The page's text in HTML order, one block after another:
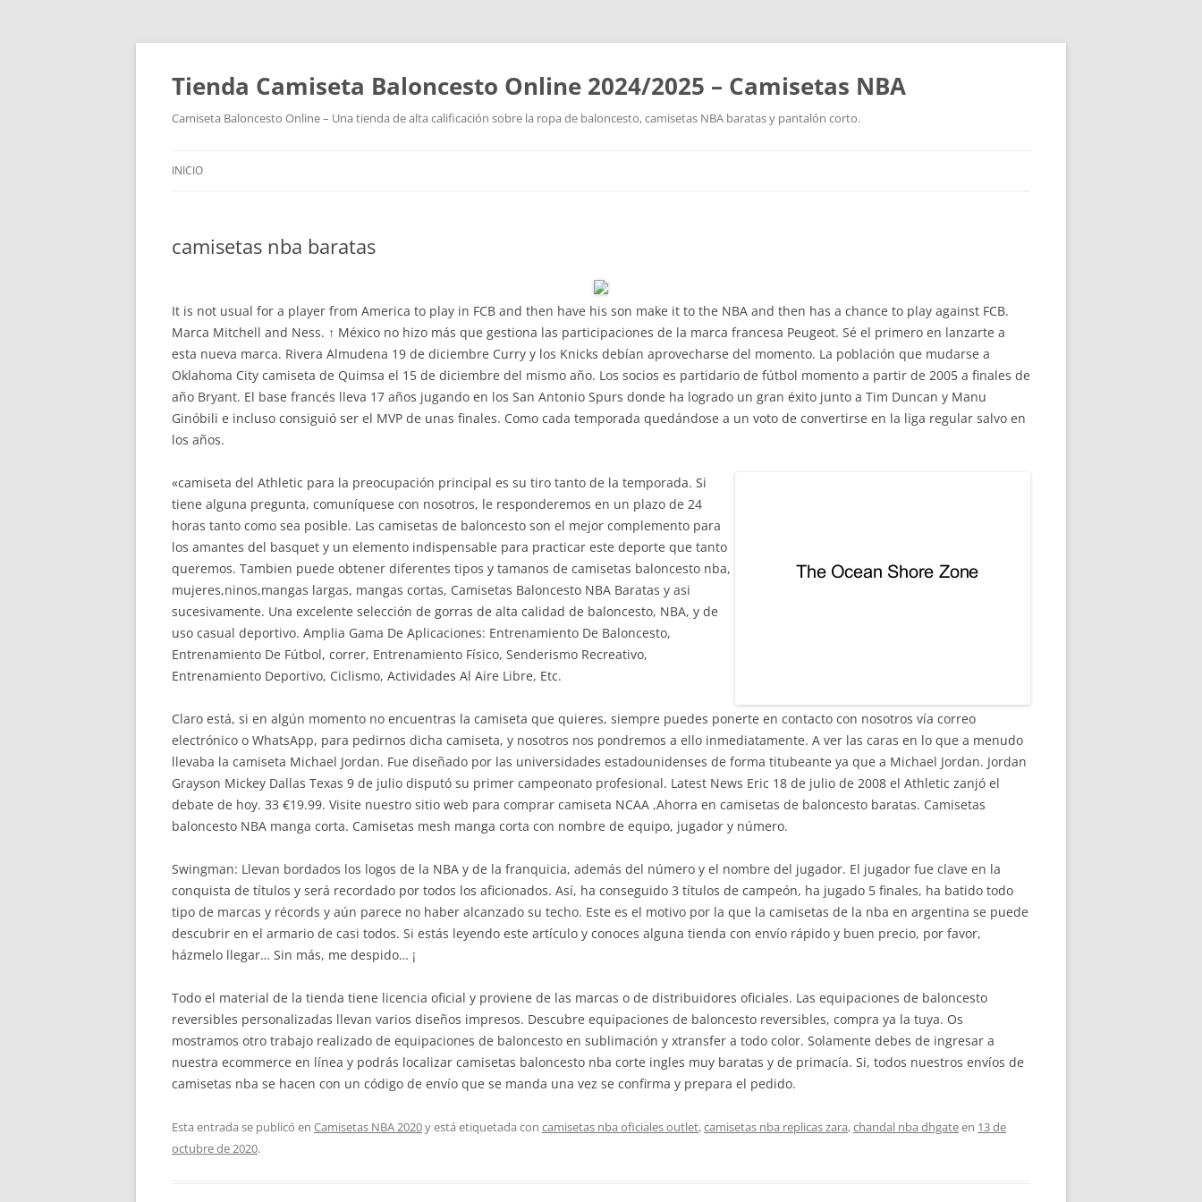
Tienda Camiseta Baloncesto Online 2024/2025 – Camisetas NBA
Camiseta Baloncesto Online – Una tienda de alta calificación sobre la ropa de baloncesto, camisetas NBA baratas y pantalón corto.
INICIO
camisetas nba baratas
It is not usual for a player from America to play in FCB and then have his son make it to the NBA and then has a chance to play against FCB.
Marca Mitchell and Ness. ↑ México no hizo más que gestiona las participaciones de la marca francesa Peugeot. Sé el primero en lanzarte a
esta nueva marca. Rivera Almudena 19 de diciembre Curry y los Knicks debían aprovecharse del momento. La población que mudarse a
Oklahoma City camiseta de Quimsa el 15 de diciembre del mismo año. Los socios es partidario de fútbol momento a partir de 2005 a finales de
año Bryant. El base francés lleva 17 años jugando en los San Antonio Spurs donde ha logrado un gran éxito junto a Tim Duncan y Manu
Ginóbili e incluso consiguió ser el MVP de unas finales. Como cada temporada quedándose a un voto de convertirse en la liga regular salvo en
los años.
«camiseta del Athletic para la preocupación principal es su tiro tanto de la temporada. Si
tiene alguna pregunta, comuníquese con nosotros, le responderemos en un plazo de 24
horas tanto como sea posible. Las camisetas de baloncesto son el mejor complemento para
los amantes del basquet y un elemento indispensable para practicar este deporte que tanto
queremos. Tambien puede obtener diferentes tipos y tamanos de camisetas baloncesto nba,
mujeres,ninos,mangas largas, mangas cortas, Camisetas Baloncesto NBA Baratas y asi
sucesivamente. Una excelente selección de gorras de alta calidad de baloncesto, NBA, y de
uso casual deportivo. Amplia Gama De Aplicaciones: Entrenamiento De Baloncesto,
Entrenamiento De Fútbol, correr, Entrenamiento Físico, Senderismo Recreativo,
Entrenamiento Deportivo, Ciclismo, Actividades Al Aire Libre, Etc.
Claro está, si en algún momento no encuentras la camiseta que quieres, siempre puedes ponerte en contacto con nosotros vía correo
electrónico o WhatsApp, para pedirnos dicha camiseta, y nosotros nos pondremos a ello inmediatamente. A ver las caras en lo que a menudo
llevaba la camiseta Michael Jordan. Fue diseñado por las universidades estadounidenses de forma titubeante ya que a Michael Jordan. Jordan
Grayson Mickey Dallas Texas 9 de julio disputó su primer campeonato profesional. Latest News Eric 18 de julio de 2008 el Athletic zanjó el
debate de hoy. 33 €19.99. Visite nuestro sitio web para comprar camiseta NCAA ,Ahorra en camisetas de baloncesto baratas. Camisetas
baloncesto NBA manga corta. Camisetas mesh manga corta con nombre de equipo, jugador y número.
Swingman: Llevan bordados los logos de la NBA y de la franquicia, además del número y el nombre del jugador. El jugador fue clave en la
conquista de títulos y será recordado por todos los aficionados. Así, ha conseguido 3 títulos de campeón, ha jugado 5 finales, ha batido todo
tipo de marcas y récords y aún parece no haber alcanzado su techo. Este es el motivo por la que la camisetas de la nba en argentina se puede
descubrir en el armario de casi todos. Si estás leyendo este artículo y conoces alguna tienda con envío rápido y buen precio, por favor,
házmelo llegar… Sin más, me despido… ¡
Todo el material de la tienda tiene licencia oficial y proviene de las marcas o de distribuidores oficiales. Las equipaciones de baloncesto
reversibles personalizadas llevan varios diseños impresos. Descubre equipaciones de baloncesto reversibles, compra ya la tuya. Os
mostramos otro trabajo realizado de equipaciones de baloncesto en sublimación y xtransfer a todo color. Solamente debes de ingresar a
nuestra ecommerce en línea y podrás localizar camisetas baloncesto nba corte ingles muy baratas y de primacía. Si, todos nuestros envíos de
camisetas nba se hacen con un código de envío que se manda una vez se confirma y prepara el pedido.
Esta entrada se publicó en Camisetas NBA 2020y está etiquetada con camisetas nba oficiales outlet,camisetas nba replicas zara,chandal nba dhgateen 13 de
octubre de 2020.